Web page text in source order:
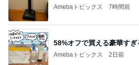
Amebaトピックス 7時間前
58%オフで買える豪華すぎ
Amebaトピックス 2日前